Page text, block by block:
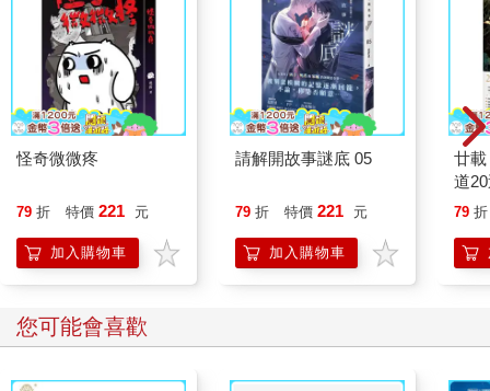
怪奇微微疼
79 折 特價 221 元
加入購物車
請解開故事謎底 05
79 折 特價 221 元
加入購物車
廿
道
79 折
您可能會喜歡